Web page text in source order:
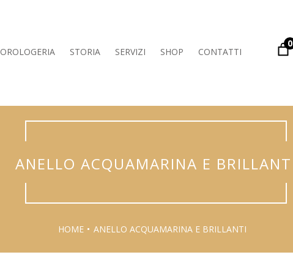
OROLOGERIA STORIA SERVIZI SHOP CONTATTI
0
ANELLO ACQUAMARINA E
HOME ANELLO ACQUAMARINA E BRILLANTI